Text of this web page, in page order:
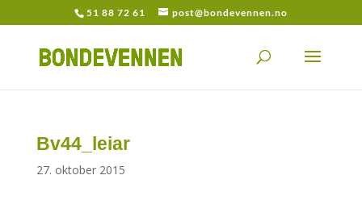
51 88 72 61 post@bondevennen.no
Bv44_leiar
27. oktober 2015